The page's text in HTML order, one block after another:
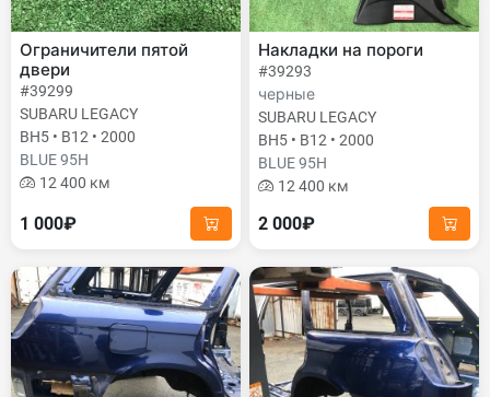
Ограничители пятой
двери
#39299
SUBARU LEGACY
BH5 • B12 • 2000
BLUE 95H
12 400 км
1 000₽
Накладки на пороги
#39293
черные
SUBARU LEGACY
BH5 • B12 • 2000
BLUE 95H
12 400 км
2 000₽